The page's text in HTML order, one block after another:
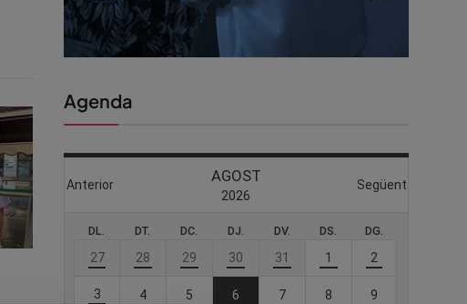
Agenda